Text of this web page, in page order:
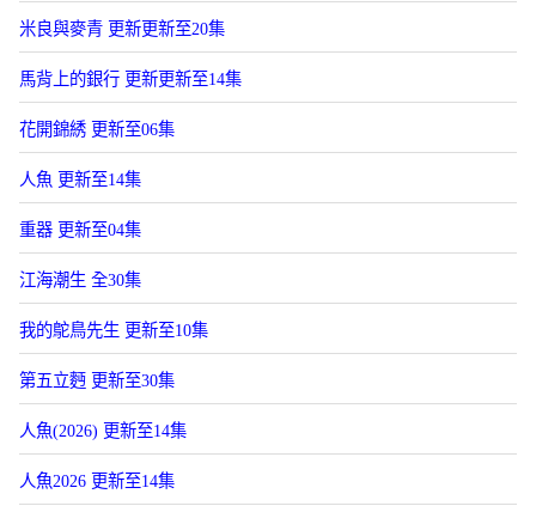
米良與麥青 更新更新至20集
馬背上的銀行 更新更新至14集
花開錦綉 更新至06集
人魚 更新至14集
重器 更新至04集
江海潮生 全30集
我的鴕鳥先生 更新至10集
第五立麪 更新至30集
人魚(2026) 更新至14集
人魚2026 更新至14集